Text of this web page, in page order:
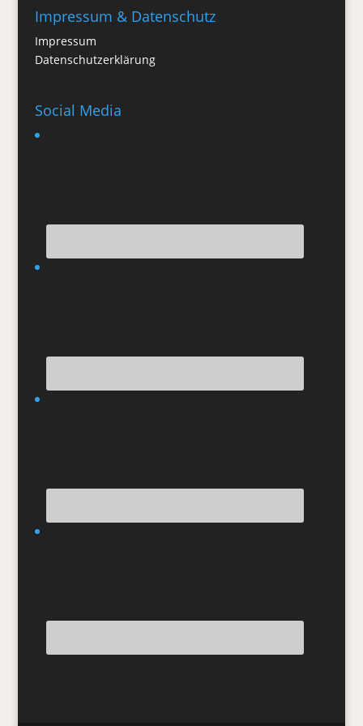
Impressum & Datenschutz
Impressum
Datenschutzerklärung
Social Media